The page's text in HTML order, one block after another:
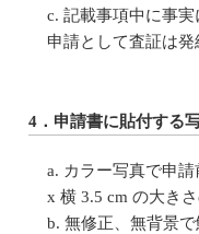
記載事項中に事
申請として査証は発
4．申請書に貼付する
カラー写真で申
x 横 3.5 cm の大き
無修正、無背景